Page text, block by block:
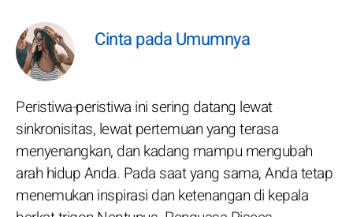
Cinta pada Umumnya
Peristiwa-peristiwa ini sering datang lewat
sinkronisitas, lewat pertemuan yang terasa
menyenangkan, dan kadang mampu mengubah
arah hidup Anda. Pada saat yang sama, Anda tetap
menemukan inspirasi dan ketenangan di kepala